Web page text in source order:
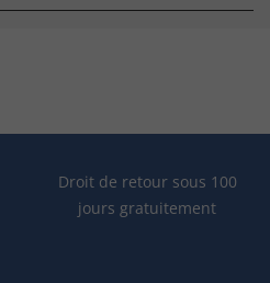
Droit de retour sous 100
jours gratuitement